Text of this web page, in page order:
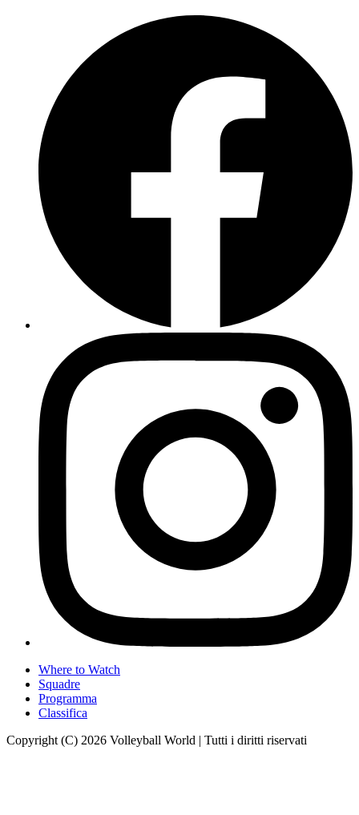
Where to Watch
Squadre
Programma
Classifica
Copyright (C) 2026 Volleyball World | Tutti i diritti riservati